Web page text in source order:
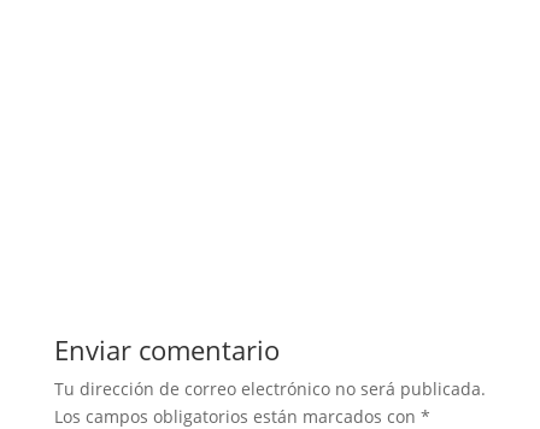
Enviar comentario
Tu dirección de correo electrónico no será publicada.
Los campos obligatorios están marcados con *